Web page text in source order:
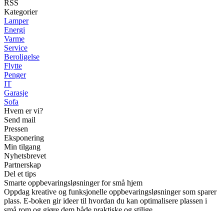
RSS
Kategorier
Lamper
Energi
Varme
Service
Beroligelse
Flytte
Penger
IT
Garasje
Sofa
Hvem er vi?
Send mail
Pressen
Eksponering
Min tilgang
Nyhetsbrevet
Partnerskap
Del et tips
Smarte oppbevaringsløsninger for små hjem
Oppdag kreative og funksjonelle oppbevaringsløsninger som sparer
plass. E-boken gir ideer til hvordan du kan optimalisere plassen i